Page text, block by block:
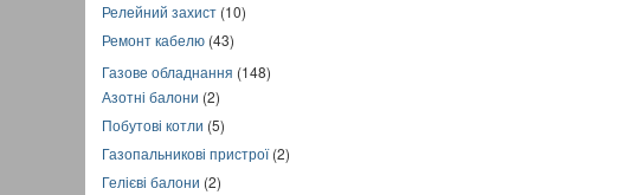
Релейний захист (10)
Ремонт кабелю (43)
Газове обладнання (148)
Азотні балони (2)
Побутові котли (5)
Газопальникові пристрої(2)
Гелієві балони (2)